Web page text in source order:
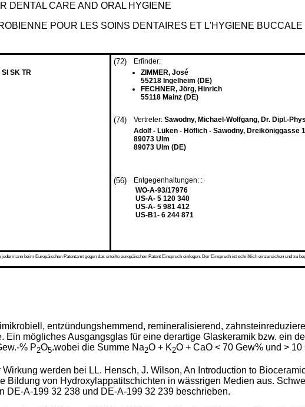
DENTAL CARE AND ORAL HYGIENE
POUR LES SOINS DENTAIRES ET L'HYGIENE BUCCALE
SI SK TR
(72)
Erfinder:
ZIMMER, José
55218 Ingelheim (DE)
FECHNER, Jörg, Hinrich
55118 Mainz (DE)
(74) Vertreter: Sawodny, Michael-Wolfgang, Dr. Dipl.-
Adolf - Lüken - Höflich - Sawodny, Dreiköniggasse
89073 Ulm
89073 Ulm (DE)
(56)
Entgegenhaltungen: :
WO-A-93/17976
US-A- 5 120 340
US-A- 5 981 412
US-B1- 6 244 871
beim Europäischen Patentamt gegen das erteilte europäischen Patent Einspruch einlegen. Der Einspruch ist schriftlich einzureichen und zu
entzündungshemmend, remineralisierend,
mögliches Ausgangsglas für eine derartige Glaskeramik bzw. ein
% P2O5.wobei die Summe Na2O + K2O + CaO < 70 Gew% und > 10
werden bei LL. Hensch, J. Wilson, An Introduction to
Bildung von Hydroxylappatitschichten in wässrigen Medien aus.
A-199 32 238 und DE-A-199 32 239 beschrieben.